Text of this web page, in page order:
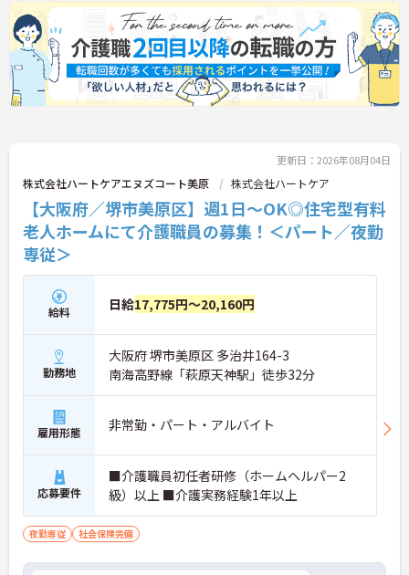
更新日：2026年08月04日
株式会社ハートケアエヌズコート美原 株式会社ハートケア
【大阪府／堺市美原区】週1日～OK◎住宅型有料
老人ホームにて介護職員の募集！＜パート／夜勤
専従＞
給料 日給17,775円～20,160円
勤務地
大阪府 堺市美原区 多治井164-3
南海高野線「萩原天神駅」徒歩32分
雇用形態 非常勤・パート・アルバイト
応募要件
■介護職員初任者研修（ホームヘルパー2
級）以上 ■介護実務経験1年以上
夜勤専従 社会保険完備